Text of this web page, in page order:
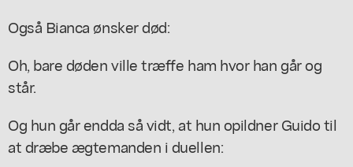
Også Bianca ønsker død:
Oh, bare døden ville træffe ham hvor han går og
står.
Og hun går endda så vidt, at hun opildner Guido til
at dræbe ægtemanden i duellen: